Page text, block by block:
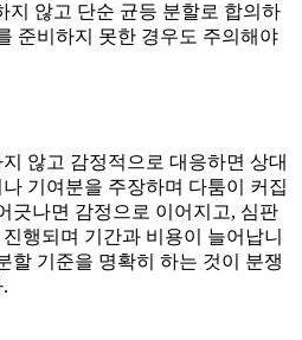
지 않고 단순 균등 분할로 합의하
준비하지 못한 경우도 주의해야
않고 감정적으로 대응하면 상대
기여분을 주장하며 다툼이 커집
긋나면 감정으로 이어지고, 심판
행되며 기간과 비용이 늘어납니
할 기준을 명확히 하는 것이 분쟁